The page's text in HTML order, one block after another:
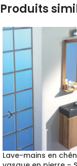
Produits
Lave-mains en